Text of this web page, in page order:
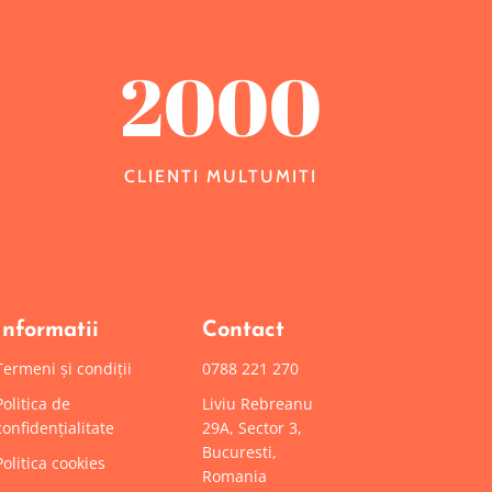
2000
CLIENTI MULTUMITI
și condiții
de
cookies
Contact
0788 221 270
Liviu Rebreanu
29A, Sector 3,
Bucuresti,
Romania